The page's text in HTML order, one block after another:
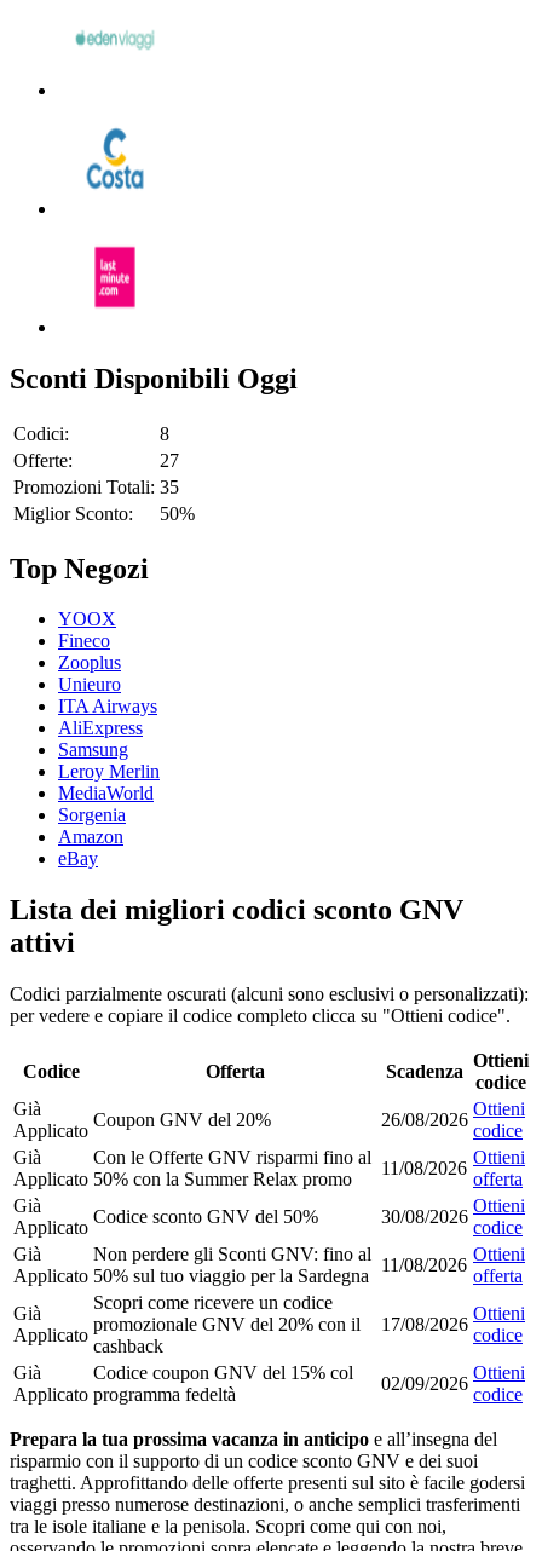
Sconti Disponibili Oggi
Codici:
8
Offerte:
27
Promozioni Totali: 35
Miglior Sconto:
50%
Top Negozi
YOOX
Fineco
Zooplus
Unieuro
ITA Airways
AliExpress
Samsung
Leroy Merlin
MediaWorld
Sorgenia
Amazon
eBay
Lista dei migliori codici sconto GNV
attivi
Codici parzialmente oscurati (alcuni sono esclusivi o personalizzati):
per vedere e copiare il codice completo clicca su "Ottieni codice".
Codice Offerta Scadenza
Ottieni
codice
Già
Applicato
Coupon GNV del 20% 26/08/2026
Ottieni
codice
Già
Applicato
Con le Offerte GNV risparmi fino al
50% con la Summer Relax promo
11/08/2026
Ottieni
offerta
Già
Applicato
Codice sconto GNV del 50% 30/08/2026
Ottieni
codice
Già
Applicato
Non perdere gli Sconti GNV: fino al
50% sul tuo viaggio per la Sardegna
11/08/2026
Ottieni
offerta
Già
Applicato
Scopri come ricevere un codice
promozionale GNV del 20% con il
cashback
17/08/2026
Ottieni
codice
Già
Applicato
Codice coupon GNV del 15% col
programma fedeltà
02/09/2026
Ottieni
codice
Prepara la tua prossima vacanza in anticipo e all’insegna del
risparmio con il supporto di un codice sconto GNV e dei suoi
traghetti. Approfittando delle offerte presenti sul sito è facile godersi
viaggi presso numerose destinazioni, o anche semplici trasferimenti
tra le isole italiane e la penisola. Scopri come qui con noi,